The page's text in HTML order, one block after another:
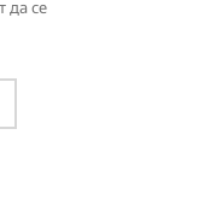
да се